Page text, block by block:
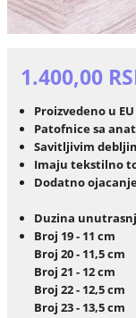
1.400,00
Proizvedeno u
Patofnice sa
Savitljivim
Imaju tekstilno
Dodatno
Duzina
Broj 19 - 11 cm
Broj 20 - 11,5 cm
Broj 21 - 12 cm
Broj 22 - 12,5 cm
Broj 23 - 13,5 cm